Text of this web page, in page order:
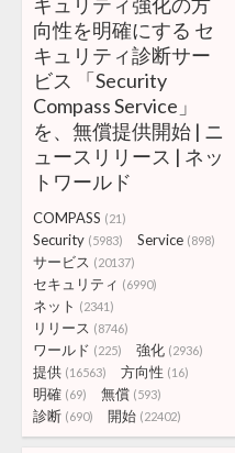
向性を明確にする セ
キュリティ診断サー
ビス 「Security
Compass Service」
を、無償提供開始 | ニ
ュースリリース | ネッ
トワールド
COMPASS (21)
Security (5983) Service (898)
サービス (20137)
セキュリティ (6990)
ネット (2341)
リリース (8746)
ワールド (225) 強化 (2936)
提供 (16563) 方向性 (16)
明確 (69) 無償 (593)
診断 (690) 開始 (22402)